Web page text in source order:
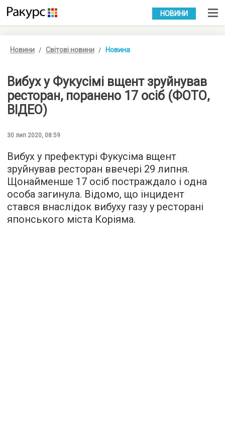
УКР РУС
НОВИНИ
Новини Світові новини Новина
Вибух у Фукусімі вщент зруйнував
ресторан, поранено 17 осіб (ФОТО,
ВІДЕО)
30 лип 2020, 08:59
Вибух у префектурі Фукусіма вщент
зруйнував ресторан ввечері 29 липня.
Щонайменше 17 осіб постраждало і одна
особа загинула. Відомо, що інцидент
стався внаслідок вибуху газу у ресторані
японського міста Коріяма.